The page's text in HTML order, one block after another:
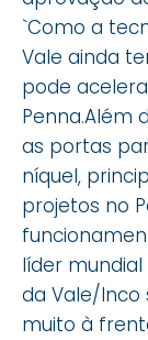
`Como a
Vale ainda
pode
Penna.Além
as portas
níquel,
projetos no
líder mundial
da Vale/Inco
muito à